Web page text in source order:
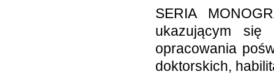
SERIA
ukazującym się
opracowania
doktorskich,